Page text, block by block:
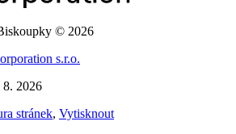
© 2026
s.r.o.
8. 2026
stránek, Vytisknout